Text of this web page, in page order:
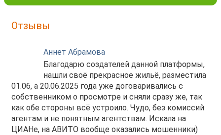
Отзывы
Аннет Абрамова
Благодарю создателей данной платформы,
нашли своё прекрасное жильё, разместила
01.06, а 20.06.2025 года уже договаривались с
собственником о просмотре и сняли сразу же, так
как обе стороны всё устроило. Чудо, без комиссий
агентам и не понятным агентствам. Искала на
ЦИАНе, на АВИТО вообще оказались мошенники)